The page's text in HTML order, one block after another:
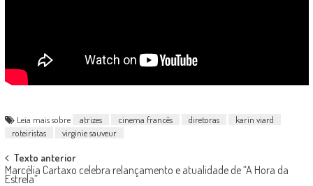
Leia mais sobre atrizes cinema francês diretoras
karin viard
roteiristas
virginie sauveur
Post
Texto anterior
Marcélia Cartaxo celebra relançamento e atualidade de “A Hora da
Estrela”